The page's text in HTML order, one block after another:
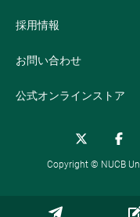
採用情報
お問い合わせ
公式オンラインストア
Copyright © NUCB